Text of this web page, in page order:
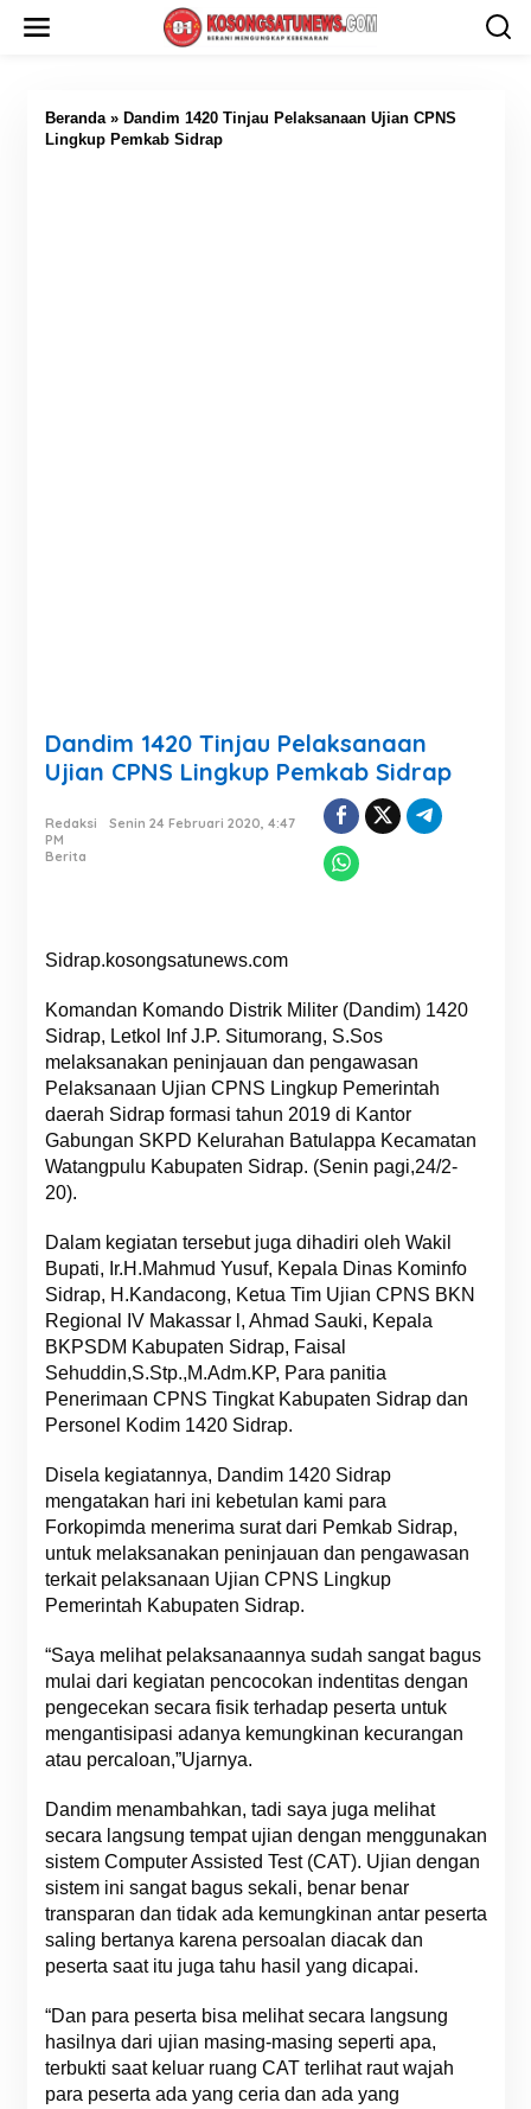
Beranda» Dandim 1420 Tinjau Pelaksanaan Ujian CPNS
Lingkup Pemkab Sidrap
Dandim 1420 Tinjau Pelaksanaan
Ujian CPNS Lingkup Pemkab Sidrap
Redaksi
Senin 24 Februari 2020, 4:47
PM
Berita
Sidrap.kosongsatunews.com
Komandan Komando Distrik Militer (Dandim) 1420
Sidrap, Letkol Inf J.P. Situmorang, S.Sos
melaksanakan peninjauan dan pengawasan
Pelaksanaan Ujian CPNS Lingkup Pemerintah
daerah Sidrap formasi tahun 2019 di Kantor
Gabungan SKPD Kelurahan Batulappa Kecamatan
Watangpulu Kabupaten Sidrap. (Senin pagi,24/2-
20).
Dalam kegiatan tersebut juga dihadiri oleh Wakil
Bupati, Ir.H.Mahmud Yusuf, Kepala Dinas Kominfo
Sidrap, H.Kandacong, Ketua Tim Ujian CPNS BKN
Regional IV Makassar l, Ahmad Sauki, Kepala
BKPSDM Kabupaten Sidrap, Faisal
Sehuddin,S.Stp.,M.Adm.KP, Para panitia
Penerimaan CPNS Tingkat Kabupaten Sidrap dan
Personel Kodim 1420 Sidrap.
Disela kegiatannya, Dandim 1420 Sidrap
mengatakan hari ini kebetulan kami para
Forkopimda menerima surat dari Pemkab Sidrap,
untuk melaksanakan peninjauan dan pengawasan
terkait pelaksanaan Ujian CPNS Lingkup
Pemerintah Kabupaten Sidrap.
“Saya melihat pelaksanaannya sudah sangat bagus
mulai dari kegiatan pencocokan indentitas dengan
pengecekan secara fisik terhadap peserta untuk
mengantisipasi adanya kemungkinan kecurangan
atau percaloan,”Ujarnya.
Dandim menambahkan, tadi saya juga melihat
secara langsung tempat ujian dengan menggunakan
sistem Computer Assisted Test (CAT). Ujian dengan
sistem ini sangat bagus sekali, benar benar
transparan dan tidak ada kemungkinan antar peserta
saling bertanya karena persoalan diacak dan
peserta saat itu juga tahu hasil yang dicapai.
“Dan para peserta bisa melihat secara langsung
hasilnya dari ujian masing-masing seperti apa,
terbukti saat keluar ruang CAT terlihat raut wajah
para peserta ada yang ceria dan ada yang